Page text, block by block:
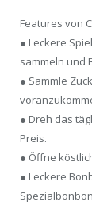
Features von
● Leckere
sammeln und
● Sammle
● Dreh das
Preis.
● Öffne
● Leckere